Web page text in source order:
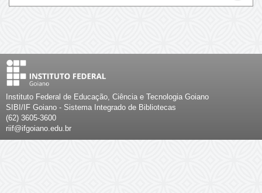
Instituto Federal de Educação, Ciência e Tecnologia Goiano
SIBI/IF Goiano - Sistema Integrado de Bibliotecas
(62) 3605-3600
riif@ifgoiano.edu.br